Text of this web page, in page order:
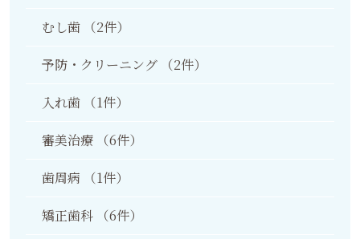
むし歯 （2件）
予防・クリーニング （2件）
入れ歯 （1件）
審美治療 （6件）
歯周病 （1件）
矯正歯科 （6件）